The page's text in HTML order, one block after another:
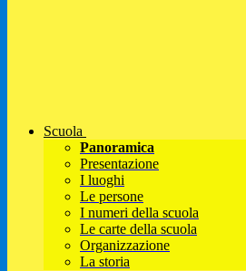
Scuola
Panoramica
Presentazione
I luoghi
Le persone
I numeri della scuola
Le carte della scuola
Organizzazione
La storia